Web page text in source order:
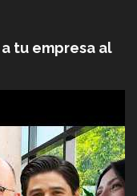
tu empresa al